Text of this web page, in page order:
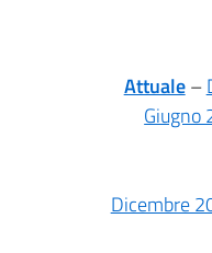
Attuale–
Giugno
Dicembre